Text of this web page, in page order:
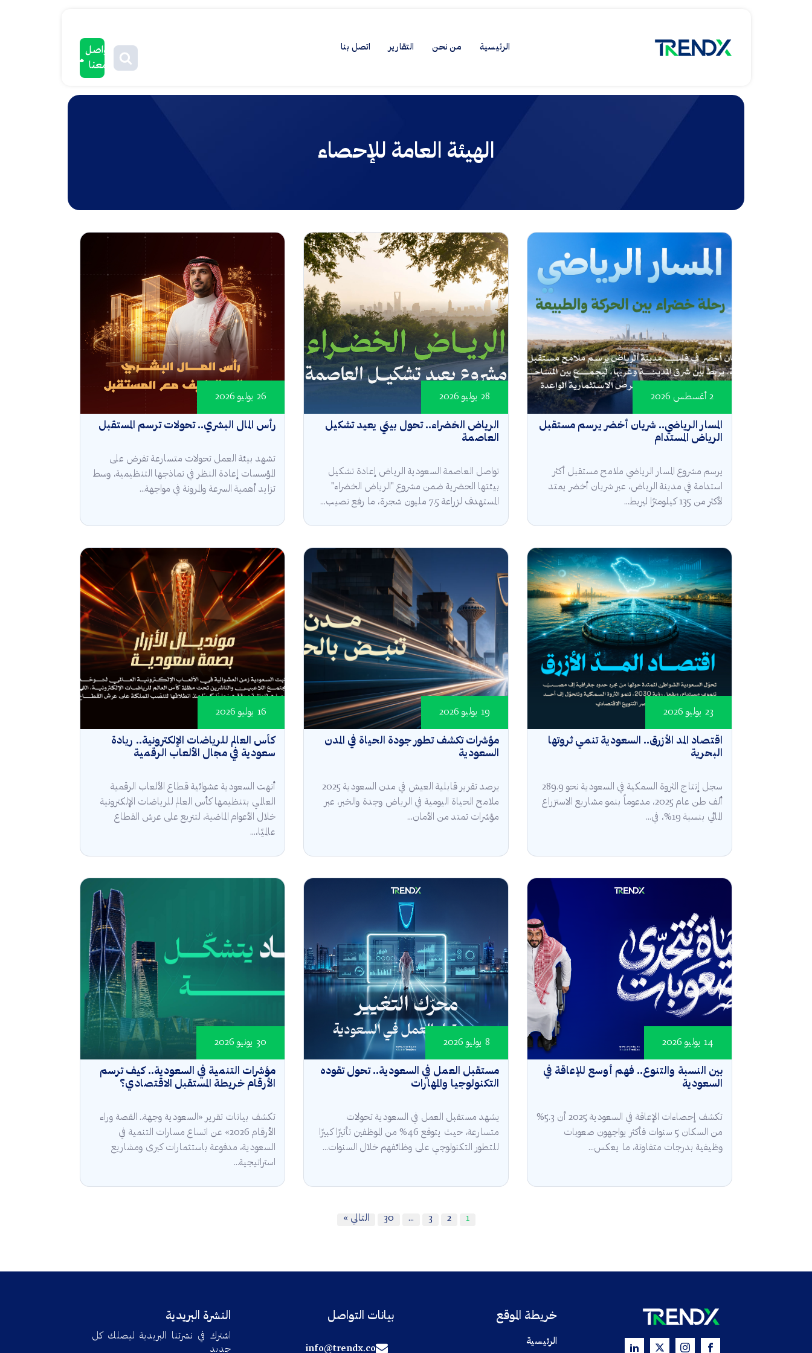
الرئيسية من نحن التقارير اتصل بنا
تواصل
معنا
الهيئة العامة للإحصاء
المسار الرياضي.. شريان أخضر يرسم مستقبل
الرياض المستدام
2 أغسطس 2026
يرسم مشروع المسار الرياضي ملامح مستقبل أكثر
استدامة في مدينة الرياض، عبر شريان أخضر يمتد
لأكثر من 135 كيلومترًا ليربط...
الرياض الخضراء.. تحول بيئي يعيد تشكيل
العاصمة
28 يوليو 2026
تواصل العاصمة السعودية الرياض إعادة تشكيل
بيئتها الحضرية ضمن مشروع "الرياض الخضراء"
المستهدف لزراعة 7.5 مليون شجرة، ما رفع نصيب...
رأس المال البشري.. تحولات ترسم المستقبل
26 يوليو 2026
تشهد بيئة العمل تحولات متسارعة تفرض على
المؤسسات إعادة النظر في نماذجها التنظيمية، وسط
تزايد أهمية السرعة والمرونة في مواجهة...
اقتصاد المد الأزرق.. السعودية تنمي ثروتها
البحرية
23 يوليو 2026
سجل إنتاج الثروة السمكية في السعودية نحو 289.9
ألف طن عام 2025، مدعوماً بنمو مشاريع الاستزراع
المائي بنسبة 19%، في...
مؤشرات تكشف تطور جودة الحياة في المدن
السعودية
19 يوليو 2026
يرصد تقرير قابلية العيش في مدن السعودية 2025
ملامح الحياة اليومية في الرياض وجدة والخبر، عبر
مؤشرات تمتد من الأمان...
كأس العالم للرياضات الإلكترونية.. ريادة
سعودية في مجال الألعاب الرقمية
16 يوليو 2026
أنهت السعودية عشوائية قطاع الألعاب الرقمية
العالمي بتنظيمها كأس العالم للرياضات الإلكترونية
خلال الأعوام الماضية، لتتربع على عرش القطاع
عالميًا،...
بين النسبة والتنوع.. فهم أوسع للإعاقة في
السعودية
14 يوليو 2026
تكشف إحصاءات الإعاقة في السعودية 2025 أن 5.3%
من السكان 5 سنوات فأكثر يواجهون صعوبات
وظيفية بدرجات متفاوتة، ما يعكس...
مستقبل العمل في السعودية.. تحول تقوده
التكنولوجيا والمهارات
8 يوليو 2026
يشهد مستقبل العمل في السعودية تحولات
متسارعة، حيث يتوقع 46% من الموظفين تأثيرًا كبيرًا
للتطور التكنولوجي على وظائفهم خلال السنوات...
مؤشرات التنمية في السعودية.. كيف ترسم
الأرقام خريطة المستقبل الاقتصادي؟
30 يونيو 2026
تكشف بيانات تقرير «السعودية وجهة.. القصة وراء
الأرقام 2026» عن اتساع مسارات التنمية في
السعودية، مدفوعة باستثمارات كبرى ومشاريع
استراتيجية...
1
2
3
…
30 التالي »
خريطة الموقع
الرئيسية
بيانات التواصل
info@trendx.co
النشرة البريدية
اشترك في نشرتنا البريدية ليصلك كل
جديد